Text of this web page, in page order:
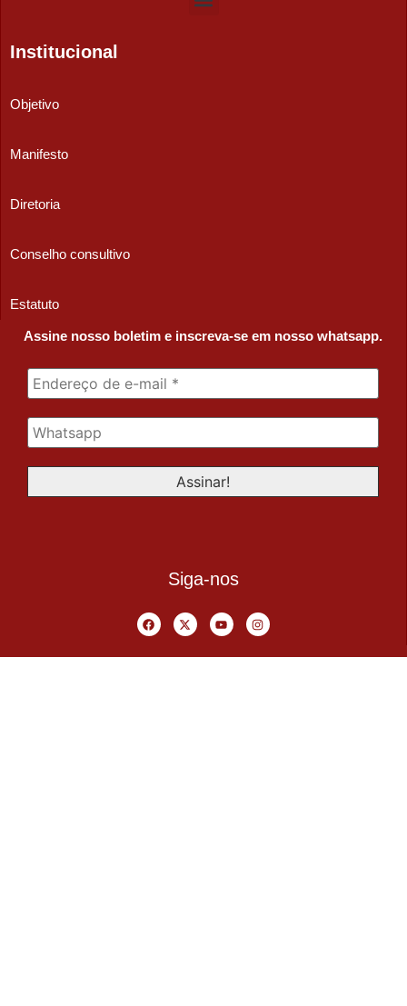
Institucional
Objetivo
Manifesto
Diretoria
Conselho consultivo
Estatuto
Assine nosso boletim e inscreva-se em nosso whatsapp.
Siga-nos